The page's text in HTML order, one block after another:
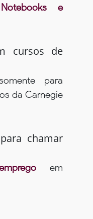
e
cursos de
para
da Carnegie
chamar
em